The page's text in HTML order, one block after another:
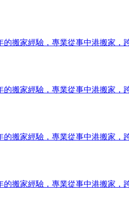
搬家經驗，專業從事中港搬家
搬家經驗，專業從事中港搬家
搬家經驗，專業從事中港搬家
搬家經驗，專業從事中港搬家